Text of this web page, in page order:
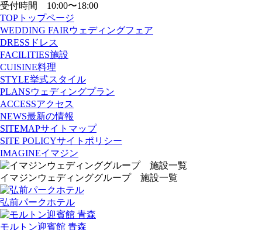
受付時間 10:00〜18:00
TOP トップページ
WEDDING FAIR ウェディングフェア
DRESS ドレス
FACILITIES施設
CUISINE料理
STYLE挙式スタイル
PLANSウェディングプラン
ACCESSアクセス
NEWS最新の情報
SITEMAPサイトマップ
SITE POLICYサイトポリシー
IMAGINEイマジン
イマジンウェディンググループ 施設一覧
弘前パークホテル
モルトン迎賓館 青森